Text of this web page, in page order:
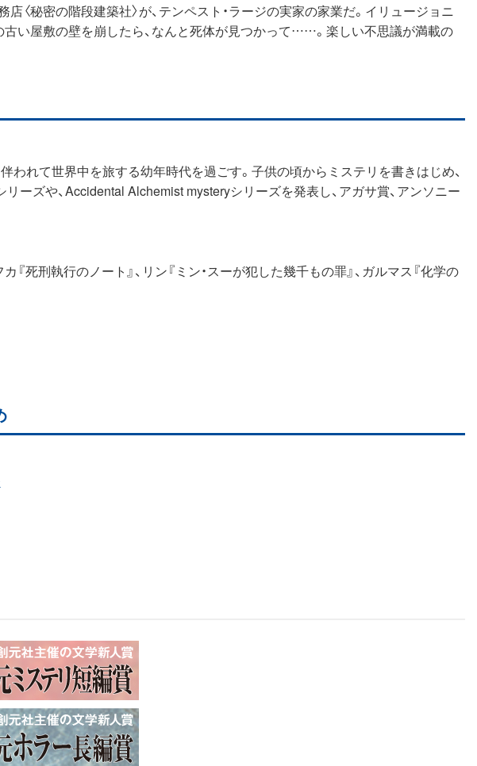
秘密の階段建築社〉が、テンペスト・ラージの実家の家業だ。イリュージョニ
い屋敷の壁を崩したら、なんと死体が見つかって……。楽しい不思議が満載の
れて世界中を旅する幼年時代を過ごす。子供の頃からミステリを書きはじめ、
ーズや、Accidental Alchemist mysteryシリーズを発表し、アガサ賞、アンソニー
死刑執行のノート』、リン『ミン・スーが犯した幾千もの罪』、ガルマス『化学の